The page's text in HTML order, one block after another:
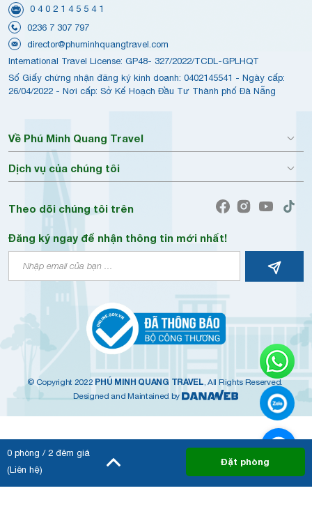
0 phòng / 2 đêm giá
(Liên hệ)
Đặt phòng
0 4 0 2 1 4 5 5 4 1
0236 7 307 797
director@phuminhquangtravel.com
International Travel License: GP48- 327/2022/TCDL-GPLHQT
Số Giấy chứng nhận đăng ký kinh doanh: 0402145541 - Ngày cấp:
26/04/2022 - Nơi cấp: Sở Kế Hoạch Đầu Tư Thành phố Đà Nẵng
Về Phú Minh Quang Travel
Dịch vụ của chúng tôi
Theo dõi chúng tôi trên
Đăng ký ngay để nhận thông tin mới nhất!
© Copyright 2022 PHÚ MINH QUANG TRAVEL, All Rights Reserved.
Designed and Maintained by